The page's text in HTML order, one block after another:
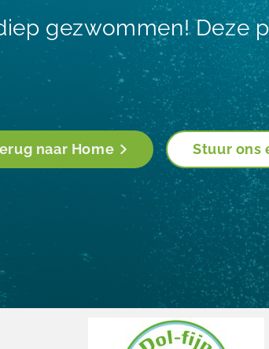
gezwommen! Deze
naar Home Stuur ons